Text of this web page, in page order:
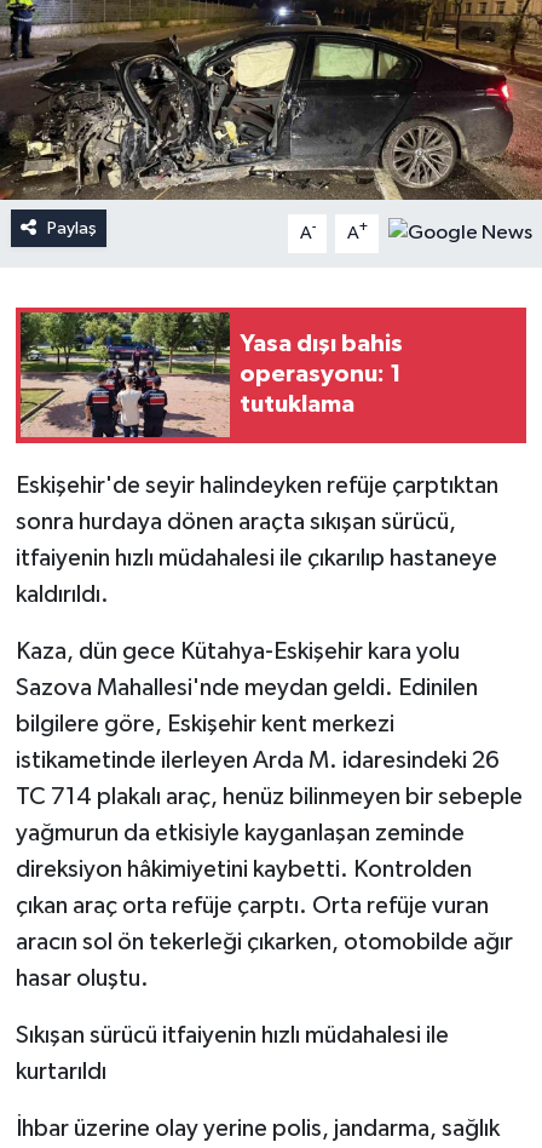
Paylaş A- A+
Yasa dışı bahis
operasyonu: 1
tutuklama
Eskişehir'de seyir halindeyken refüje çarptıktan
sonra hurdaya dönen araçta sıkışan sürücü,
itfaiyenin hızlı müdahalesi ile çıkarılıp hastaneye
kaldırıldı.
Kaza, dün gece Kütahya-Eskişehir kara yolu
Sazova Mahallesi'nde meydan geldi. Edinilen
bilgilere göre, Eskişehir kent merkezi
istikametinde ilerleyen Arda M. idaresindeki 26
TC 714 plakalı araç, henüz bilinmeyen bir sebeple
yağmurun da etkisiyle kayganlaşan zeminde
direksiyon hâkimiyetini kaybetti. Kontrolden
çıkan araç orta refüje çarptı. Orta refüje vuran
aracın sol ön tekerleği çıkarken, otomobilde ağır
hasar oluştu.
Sıkışan sürücü itfaiyenin hızlı müdahalesi ile
kurtarıldı
İhbar üzerine olay yerine polis, jandarma, sağlık